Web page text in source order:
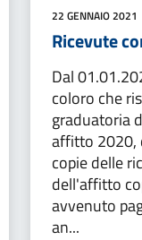
22 GENNAIO 2021
Ricevute
Dal
coloro che
graduatoria
affitto 2020,
copie delle
dell'affitto
avvenuto
an...